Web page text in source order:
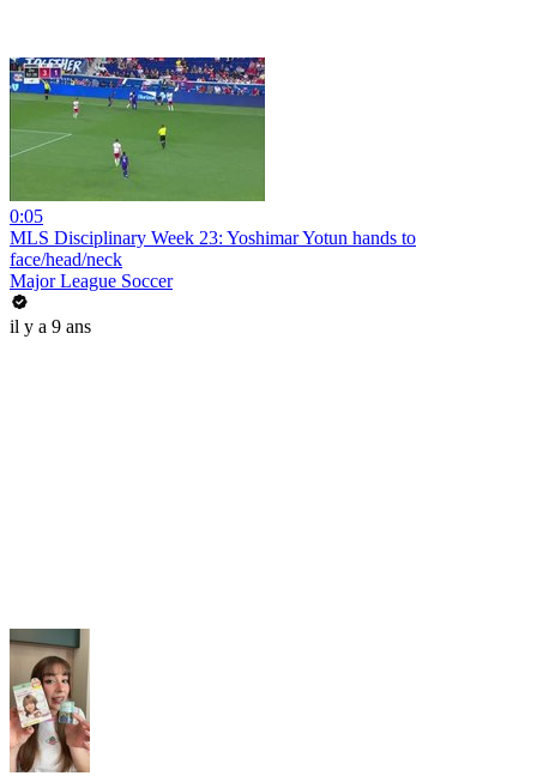
0:05
MLS Disciplinary Week 23: Yoshimar Yotun hands to
face/head/neck
Major League Soccer
il y a 9 ans